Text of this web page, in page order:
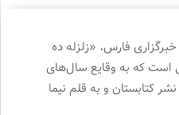
فارس، «زلزله ده
است که به وقایع سال‌های
نشر کتابستان و به قلم نیما